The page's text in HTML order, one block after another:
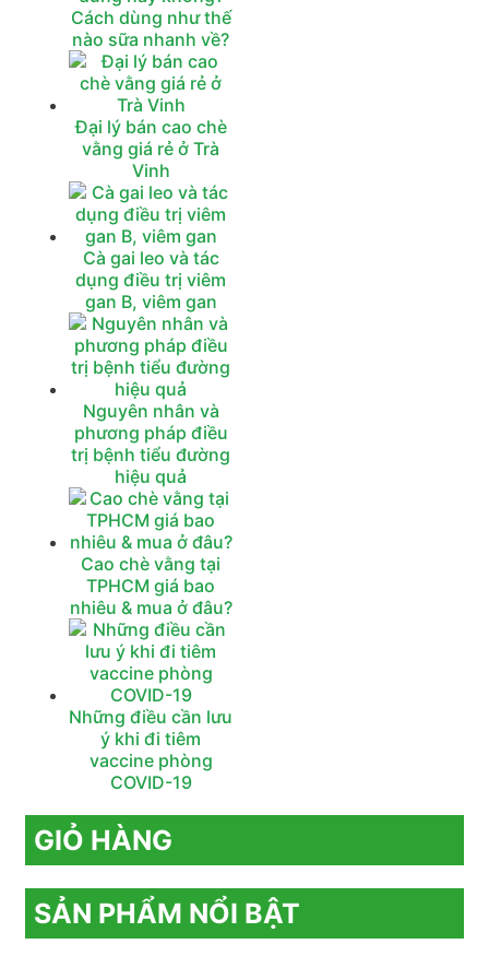
Cách dùng như thế
nào sữa nhanh về?
Đại lý bán cao chè
vằng giá rẻ ở Trà
Vinh
Cà gai leo và tác
dụng điều trị viêm
gan B, viêm gan
Nguyên nhân và
phương pháp điều
trị bệnh tiểu đường
hiệu quả
Cao chè vằng tại
TPHCM giá bao
nhiêu & mua ở đâu?
Những điều cần lưu
ý khi đi tiêm
vaccine phòng
COVID-19
GIỎ HÀNG
SẢN PHẨM NỔI BẬT